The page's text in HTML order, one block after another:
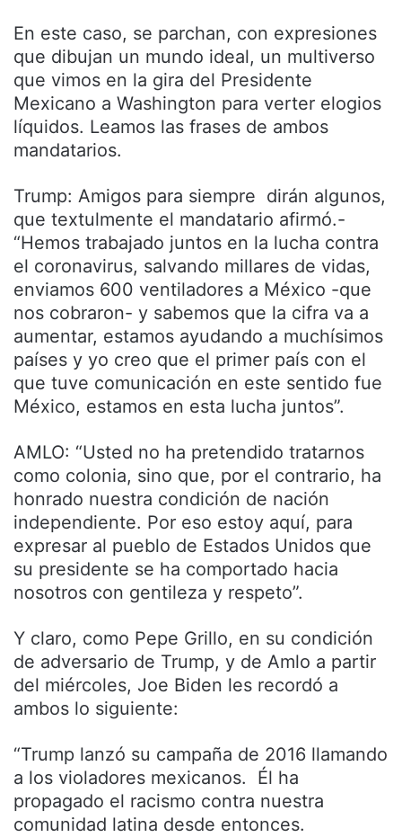
En este caso, se parchan, con expresiones
que dibujan un mundo ideal, un multiverso
que vimos en la gira del Presidente
Mexicano a Washington para verter elogios
líquidos. Leamos las frases de ambos
mandatarios.
Trump: Amigos para siempre dirán algunos,
que textulmente el mandatario afirmó.-
“Hemos trabajado juntos en la lucha contra
el coronavirus, salvando millares de vidas,
enviamos 600 ventiladores a México -que
nos cobraron- y sabemos que la cifra va a
aumentar, estamos ayudando a muchísimos
países y yo creo que el primer país con el
que tuve comunicación en este sentido fue
México, estamos en esta lucha juntos”.
AMLO: “Usted no ha pretendido tratarnos
como colonia, sino que, por el contrario, ha
honrado nuestra condición de nación
independiente. Por eso estoy aquí, para
expresar al pueblo de Estados Unidos que
su presidente se ha comportado hacia
nosotros con gentileza y respeto”.
Y claro, como Pepe Grillo, en su condición
de adversario de Trump, y de Amlo a partir
del miércoles, Joe Biden les recordó a
ambos lo siguiente:
“Trump lanzó su campaña de 2016 llamando
a los violadores mexicanos. Él ha
propagado el racismo contra nuestra
comunidad latina desde entonces.